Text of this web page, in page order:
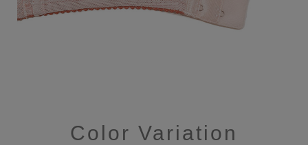
Color Variation